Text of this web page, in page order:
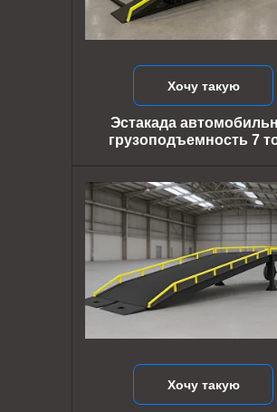
Хочу такую
Хочу такую
Эстакада
грузоподъемность 7